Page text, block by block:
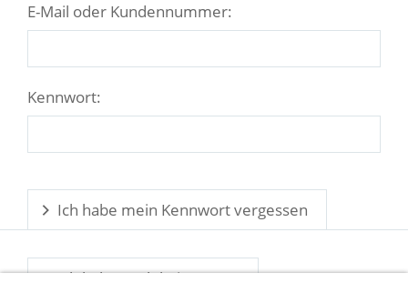
E-Mail oder Kundennummer:
Kennwort:
Ich habe mein Kennwort vergessen
Ich habe noch kein Konto.